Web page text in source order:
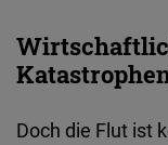
Doch die Flut ist